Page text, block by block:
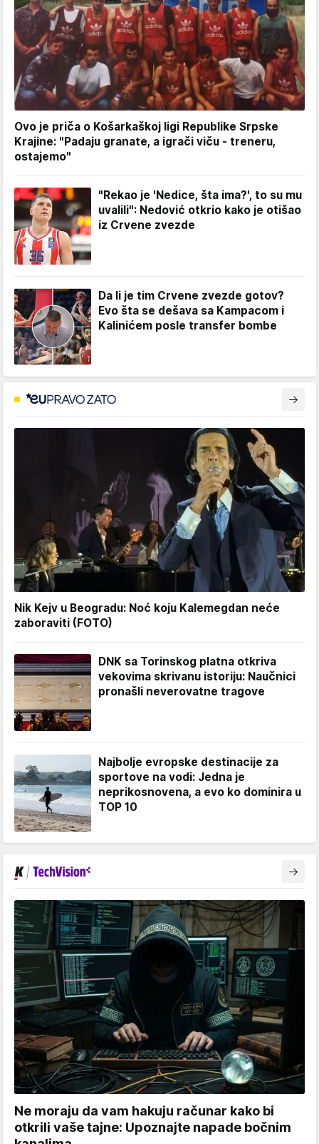
Ovo je priča o Košarkaškoj ligi Republike Srpske
Krajine: "Padaju granate, a igrači viču - treneru,
ostajemo"
"Rekao je 'Nedice, šta ima?', to su mu
uvalili": Nedović otkrio kako je otišao
iz Crvene zvezde
Da li je tim Crvene zvezde gotov?
Evo šta se dešava sa Kampacom i
Kalinićem posle transfer bombe
Nik Kejv u Beogradu: Noć koju Kalemegdan neće
zaboraviti (FOTO)
DNK sa Torinskog platna otkriva
vekovima skrivanu istoriju: Naučnici
pronašli neverovatne tragove
Najbolje evropske destinacije za
sportove na vodi: Jedna je
neprikosnovena, a evo ko dominira u
TOP 10
Ne moraju da vam hakuju računar kako bi
otkrili vaše tajne: Upoznajte napade bočnim